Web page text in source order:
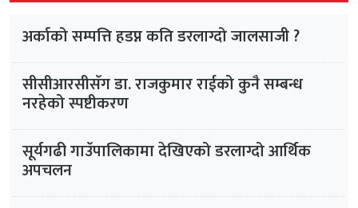
अर्काको सम्पत्ति हडप्न कति डरलाग्दो जालसाजी ?
सीसीआरसीसँग डा. राजकुमार राईको कुनै सम्बन्ध
नरहेको स्पष्टीकरण
सूर्यगढी गाउँपालिकामा देखिएको डरलाग्दो आर्थिक
अपचलन